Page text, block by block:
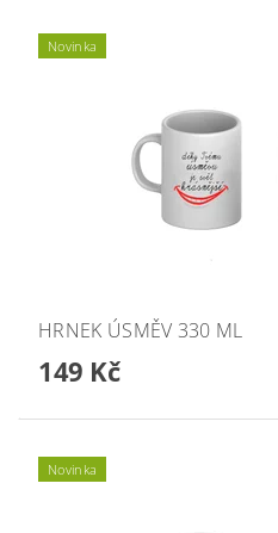
Novinka
HRNEK ÚSMĚV 330 ML
149 Kč
Novinka